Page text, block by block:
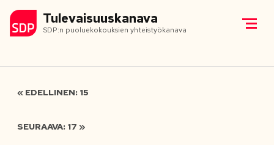
Tulevaisuuskanava
SDP:n puoluekokouksien yhteistyökanava
« EDELLINEN: 15
SEURAAVA: 17 »